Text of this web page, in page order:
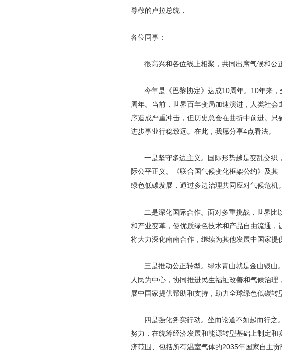
尊敬的卢拉总统，
各位同事：
很高兴和各位线上相聚，共同出席气候和公
今年是《巴黎协定》达成10周年。10年来
周年。当前，世界百年变局加速演进，人类社
序造成严重冲击，但历史总会在曲折中前进。
进步事业行稳致远。在此，我愿分享4点看法。
一是坚守多边主义。国际形势越是变乱交织
际公平正义。《联合国气候变化框架公约》及
绿色低碳发展，通过多边治理共同应对气候危机。
二是深化国际合作。面对多重挑战，世界
和产业变革，使优质绿色技术和产品自由流通
将大力深化南南合作，继续为其他发展中国家提
三是推动公正转型。绿水青山就是金山银
人民为中心，协同推进民生福祉改善和气候治
展中国家提供帮助和支持，助力全球绿色低碳转
四是强化务实行动。坐而论道不如起而行
努力，在统筹经济发展和能源转型基础上制定
济范围、包括所有温室气体的2035年国家自主贡